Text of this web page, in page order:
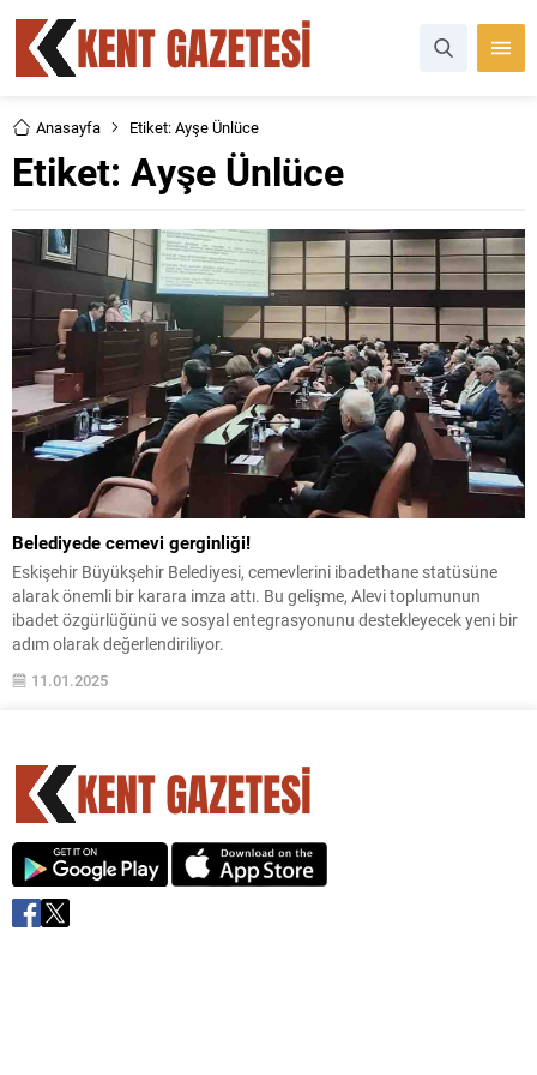
Anasayfa Etiket: Ayşe Ünlüce
Etiket: Ayşe Ünlüce
Belediyede cemevi gerginliği!
Eskişehir Büyükşehir Belediyesi, cemevlerini ibadethane statüsüne
alarak önemli bir karara imza attı. Bu gelişme, Alevi toplumunun
ibadet özgürlüğünü ve sosyal entegrasyonunu destekleyecek yeni bir
adım olarak değerlendiriliyor.
11.01.2025